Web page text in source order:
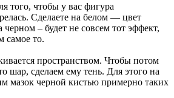
того, чтобы у вас фигура
Сделаете на белом — цвет
– будет не совсем тот эффект,
самое то.
пространством. Чтобы потом
шар, сделаем ему тень. Для этого на
мазок черной кистью примерно таких